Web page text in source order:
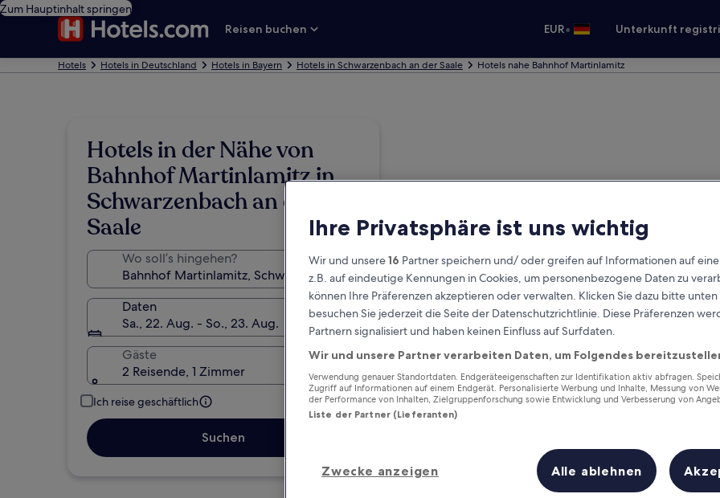
Zum Hauptinhalt springen
Reisen buchen
EUR• Unterkunft
Hotels Hotels in Deutschland Hotels in Bayern Hotels in Schwarzenbach an der Saale Hotels nahe Bahnhof Martinlamitz
Hotels in der Nähe von
Bahnhof Martinlamitz in
Schwarzenbach an der
Saale
Wo soll’s hingehen?
Daten
Sa., 22. Aug. - So., 23. Aug.
Gäste
2 Reisende, 1 Zimmer
Ich reise geschäftlich
Suchen
Ihre Privatsphäre ist uns wichtig
Wir und unsere16 Partner speichern und/ oder greifen auf Informationen auf
z.B. auf eindeutige Kennungen in Cookies, um personenbezogene Daten zu
können Ihre Präferenzen akzeptieren oder verwalten. Klicken Sie dazu bitte
besuchen Sie jederzeit die Seite der Datenschutzrichtlinie. Diese Präferenzen
Partnern signalisiert und haben keinen Einfluss auf Surfdaten.
Wir und unsere Partner verarbeiten Daten, um Folgendes
Verwendung genauer Standortdaten. Endgeräteeigenschaften zur Identifikation aktiv abfragen.
Zugriff auf Informationen auf einem Endgerät. Personalisierte Werbung und Inhalte, Messung von
der Performance von Inhalten, Zielgruppenforschung sowie Entwicklung und Verbesserung von
Liste der Partner (Lieferanten)
Zwecke anzeigen Alle ablehnen